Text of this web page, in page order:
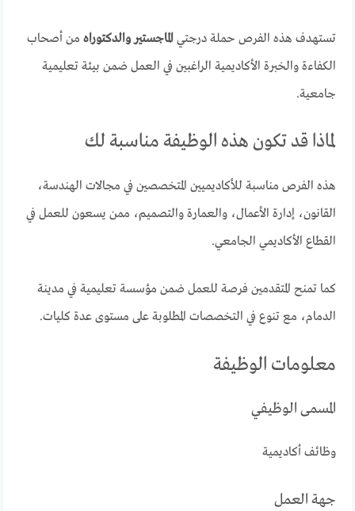
تستهدف هذه الفرص حملة درجتيالماجستير والدكتوراه من أصحاب
الكفاءة والخبرة الأكاديمية الراغبين في العمل ضمن بيئة تعليمية
جامعية.
لماذا قد تكون هذه الوظيفة مناسبة لك
هذه الفرص مناسبة للأكاديميين المتخصصين في مجالات الهندسة،
القانون، إدارة الأعمال، والعمارة والتصميم، ممن يسعون للعمل في
القطاع الأكاديمي الجامعي.
كما تمنح المتقدمين فرصة للعمل ضمن مؤسسة تعليمية في مدينة
الدمام، مع تنوع في التخصصات المطلوبة على مستوى عدة كليات.
معلومات الوظيفة
المسمى الوظيفي
وظائف أكاديمية
جهة العمل